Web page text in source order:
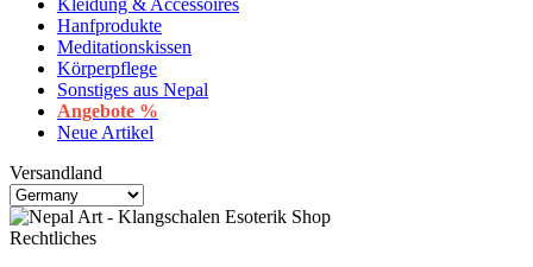
Kleidung & Accessoires
Hanfprodukte
Meditationskissen
Körperpflege
Sonstiges aus Nepal
Angebote %
Neue Artikel
Versandland
Rechtliches